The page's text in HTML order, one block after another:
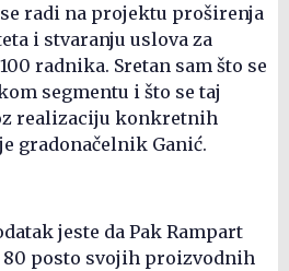
radi na projektu proširenja
i stvaranju uslova za
radnika. Sretan sam što se
segmentu i što se taj
realizaciju konkretnih
gradonačelnik Ganić.
jeste da Pak Rampart
80 posto svojih proizvodnih